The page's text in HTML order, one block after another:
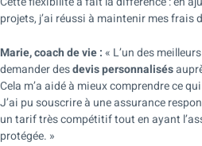
projets, j’ai réussi à maintenir mes frais
Marie, coach de vie :« L’un des
demander desdevis personnalisés
Cela m’a aidé à mieux comprendre ce
J’ai pu souscrire à une assurance
un tarif très compétitif tout en ayant
protégée. »